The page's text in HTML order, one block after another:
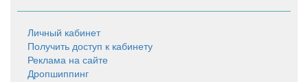
Личный кабинет
Получить доступ к кабинету
Реклама на сайте
Дропшиппинг